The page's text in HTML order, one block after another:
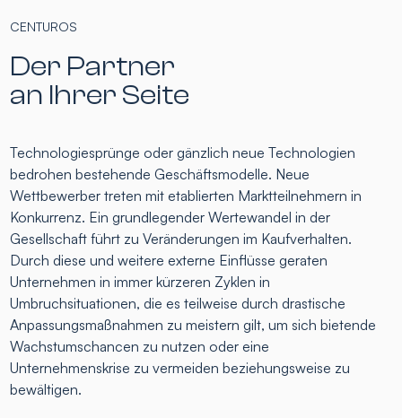
CENTUROS
Der Partner
an Ihrer Seite
Technologiesprünge oder gänzlich neue Technologien
bedrohen bestehende Geschäftsmodelle. Neue
Wettbewerber treten mit etablierten Marktteilnehmern in
Konkurrenz. Ein grundlegender Wertewandel in der
Gesellschaft führt zu Veränderungen im Kaufverhalten.
Durch diese und weitere externe Einflüsse geraten
Unternehmen in immer kürzeren Zyklen in
Umbruchsituationen, die es teilweise durch drastische
Anpassungsmaßnahmen zu meistern gilt, um sich bietende
Wachstumschancen zu nutzen oder eine
Unternehmenskrise zu vermeiden beziehungsweise zu
bewältigen.